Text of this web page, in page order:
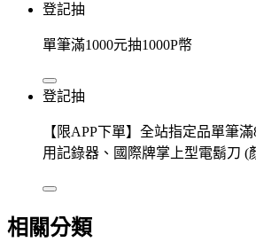
登記抽
單筆滿1000元抽1000P幣
登記抽
【限APP下單】全站指定品單筆
用記錄器、國際牌掌上型電鬍刀 (
相關分類